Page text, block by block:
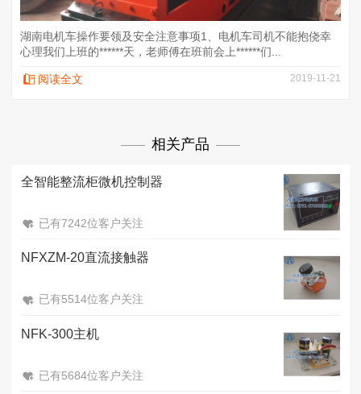
湖南电机车操作要领及安全注意事项1、电机车司机不能抱侥幸
心理我们上班的******天，老师傅在班前会上******们...
阅读全文 2019-11-21
相关产品
全智能整流柜微机控制器
已有7242位客户关注
NFXZM-20直流接触器
已有5514位客户关注
NFK-300主机
已有5684位客户关注